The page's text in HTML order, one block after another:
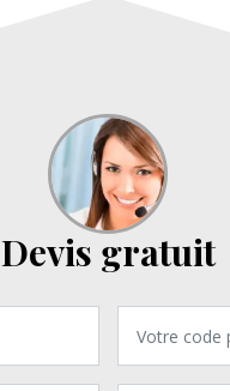
Devis gratuit